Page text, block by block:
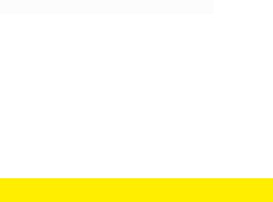
Andere Daten
Ihrer gespeicherten
Löschung dieser Daten
steht Ihnen ein